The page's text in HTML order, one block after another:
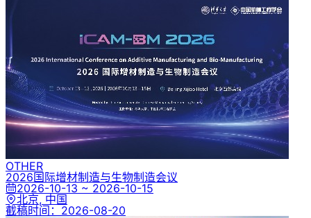
OTHER
2026国际增材制造与生物制造会议
2026-10-13 ~ 2026-10-15
北京, 中国
截稿时间： 2026-08-20